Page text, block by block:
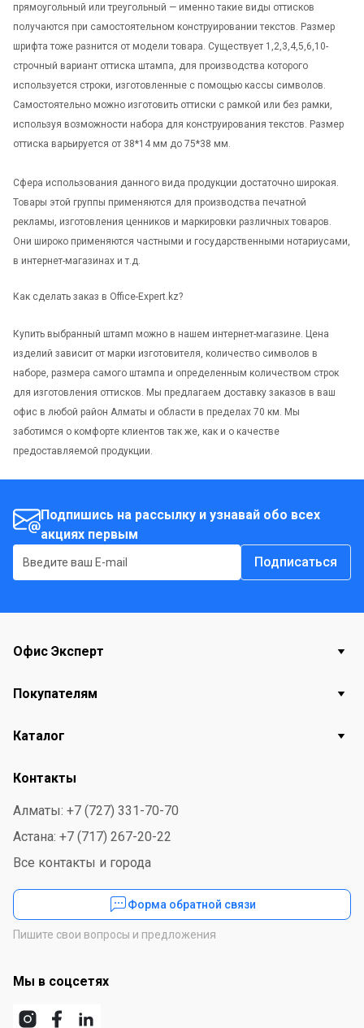
прямоугольный или треугольный — именно такие виды оттисков
получаются при самостоятельном конструировании текстов. Размер
шрифта тоже разнится от модели товара. Существует 1,2,3,4,5,6,10-
строчный вариант оттиска штампа, для производства которого
используется строки, изготовленные с помощью кассы символов.
Самостоятельно можно изготовить оттиски с рамкой или без рамки,
используя возможности набора для конструирования текстов. Размер
оттиска варьируется от 38*14 мм до 75*38 мм.
Сфера использования данного вида продукции достаточно широкая.
Товары этой группы применяются для производства печатной
рекламы, изготовления ценников и маркировки различных товаров.
Они широко применяются частными и государственными нотариусами,
в интернет-магазинах и т.д.
Как сделать заказ в Office-Expert.kz?
Купить выбранный штамп можно в нашем интернет-магазине. Цена
изделий зависит от марки изготовителя, количество символов в
наборе, размера самого штампа и определенным количеством строк
для изготовления оттисков. Мы предлагаем доставку заказов в ваш
офис в любой район Алматы и области в пределах 70 км. Мы
заботимся о комфорте клиентов так же, как и о качестве
предоставляемой продукции.
Подпишись на рассылку и узнавай обо всех
акциях первым
Подписаться
Офис Эксперт
Покупателям
Каталог
Контакты
Алматы: +7 (727) 331-70-70
Астана: +7 (717) 267-20-22
Все контакты и города
Форма обратной связи
Пишите свои вопросы и предложения
Мы в соцсетях